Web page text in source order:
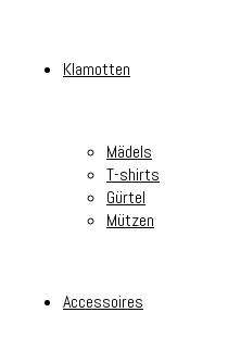
Klamotten
Mädels
T-shirts
Gürtel
Mützen
Accessoires